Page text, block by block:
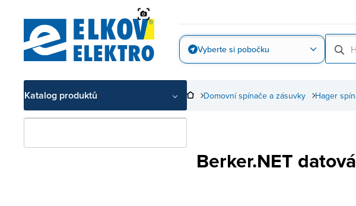
Vyberte si pobočku
Katalog produktů Hager
Domovní spínače a zásuvky
Berker.NET